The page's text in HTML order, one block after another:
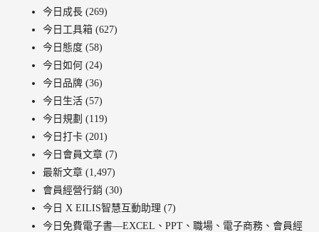
今日成長 (269)
今日工具箱 (627)
今日態度 (58)
今日如何 (24)
今日品牌 (36)
今日生活 (57)
今日規劃 (119)
今日打卡 (201)
今日會員文章 (7)
最新文章 (1,497)
會員經營行銷 (30)
今日 X EILIS智慧互動助理 (7)
今日免費電子書—EXCEL、PPT、職場、電子商務、會員經